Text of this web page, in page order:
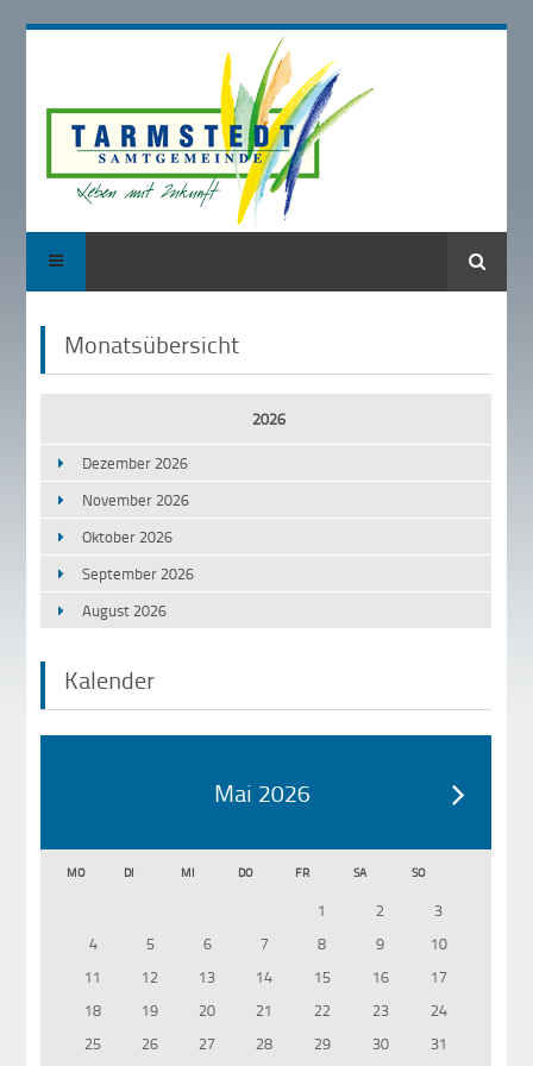
Suche
Monatsübersicht
2026
Dezember 2026
November 2026
Oktober 2026
September 2026
August 2026
Kalender
Mai 2026
MO DI MI DO FR SA SO
1 2
3
4
5 6 7 8 9
10
11
12 13 14 15 16
17
18
19 20 21 22 23
24
25
26 27 28 29 30 31